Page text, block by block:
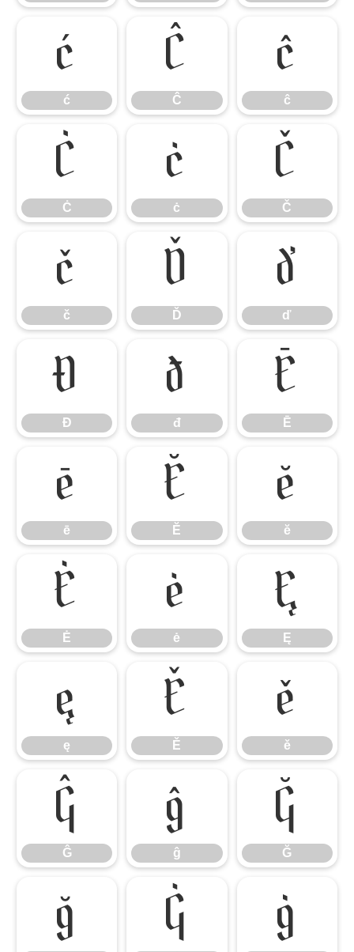
ć
ć
Ĉ
Ĉ
ĉ
ĉ
Ċ
Ċ
ċ
ċ
Č
Č
č
č
Ď
Ď
ď
ď
Đ
Đ
đ
đ
Ē
Ē
ē
ē
Ĕ
Ĕ
ĕ
ĕ
Ė
Ė
ė
ė
Ę
Ę
ę
ę
Ě
Ě
ě
ě
Ĝ
Ĝ
ĝ
ĝ
Ğ
Ğ
ğ Ġ ġ